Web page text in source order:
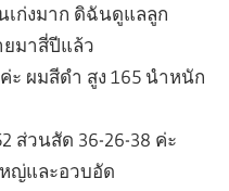
เก่งมาก ดิฉันดูแลลูก
ยมาสี่ปีแล้ว
ะ ผมสีดำ สูง 165 นำหนัก
ส่วนสัด 36-26-38 ค่ะ
ญ่และอวบอัด